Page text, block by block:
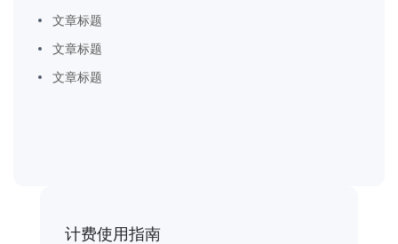
文章标题
文章标题
文章标题
计费使用指南